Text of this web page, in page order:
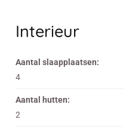
Interieur
Aantal slaapplaatsen:
4
Aantal hutten:
2